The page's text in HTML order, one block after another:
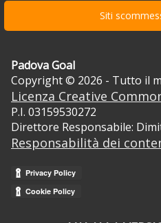
Siti
Padova Goal
Copyright © 2026 - Tutto il
Licenza Creative
P.I. 03159530272
Direttore Responsabile:
Responsabilità dei